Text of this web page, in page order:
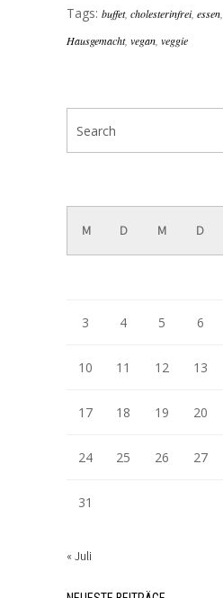
Tags: buffet, cholesterinfrei, essen,
Hausgemacht, vegan, veggie
M D M D
3 4 5 6
10 11 12 13
17 18 19 20
24 25 26 27
31
« Juli